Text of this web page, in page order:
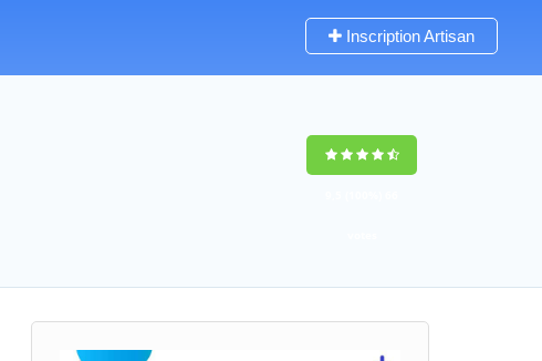
Inscription Artisan